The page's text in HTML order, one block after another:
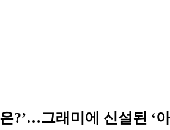
?’…그래미에 신설된 ‘